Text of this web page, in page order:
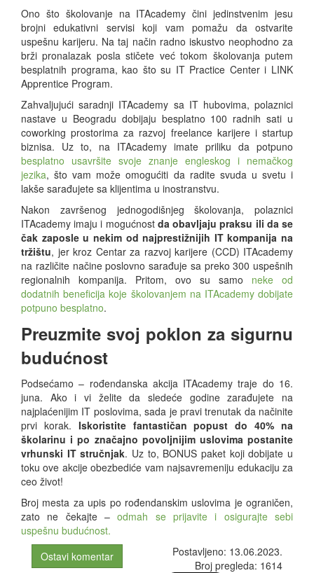
Ono što školovanje na ITAcademy čini jedinstvenim jesu
brojni edukativni servisi koji vam pomažu da ostvarite
uspešnu karijeru. Na taj način radno iskustvo neophodno za
brži pronalazak posla stičete već tokom školovanja putem
besplatnih programa, kao što su IT Practice Center i LINK
Apprentice Program.
Zahvaljujući saradnji ITAcademy sa IT hubovima, polaznici
nastave u Beogradu dobijaju besplatno 100 radnih sati u
coworking prostorima za razvoj freelance karijere i startup
biznisa. Uz to, na ITAcademy imate priliku da potpuno
besplatno usavršite svoje znanje engleskog i nemačkog
jezika, što vam može omogućiti da radite svuda u svetu i
lakše sarađujete sa klijentima u inostranstvu.
Nakon završenog jednogodišnjeg školovanja, polaznici
ITAcademy imaju i mogućnost da obavljaju praksu ili da se
čak zaposle u nekim od najprestižnijih IT kompanija na
tržištu, jer kroz Centar za razvoj karijere (CCD) ITAcademy
na različite načine poslovno sarađuje sa preko 300 uspešnih
regionalnih kompanija. Pritom, ovo su samo neke od
dodatnih beneficija koje školovanjem na ITAcademy dobijate
potpuno besplatno.
Preuzmite svoj poklon za sigurnu
budućnost
Podsećamo – rođendanska akcija ITAcademy traje do 16.
juna. Ako i vi želite da sledeće godine zarađujete na
najplaćenijim IT poslovima, sada je pravi trenutak da načinite
prvi korak. Iskoristite fantastičan popust do 40% na
školarinu i po značajno povoljnijim uslovima postanite
vrhunski IT stručnjak. Uz to, BONUS paket koji dobijate u
toku ove akcije obezbediće vam najsavremeniju edukaciju za
ceo život!
Broj mesta za upis po rođendanskim uslovima je ograničen,
zato ne čekajte –odmah se prijavite i osigurajte sebi
uspešnu budućnost.
Ostavi komentar
Postavljeno: 13.06.2023.
Broj pregleda: 1614